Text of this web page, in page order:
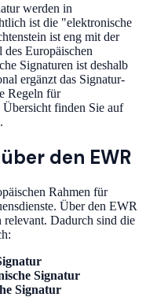
werden in
ist die "elektronische
ist eng mit der
Europäischen
Signaturen ist deshalb
ergänzt das Signatur-
Regeln für
Übersicht finden Sie auf
.
den EWR
Rahmen für
Über den EWR
relevant. Dadurch sind die
Signatur
Signatur